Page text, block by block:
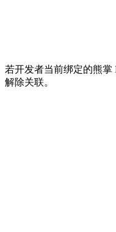
若开发者当前绑定的熊
解除关联。